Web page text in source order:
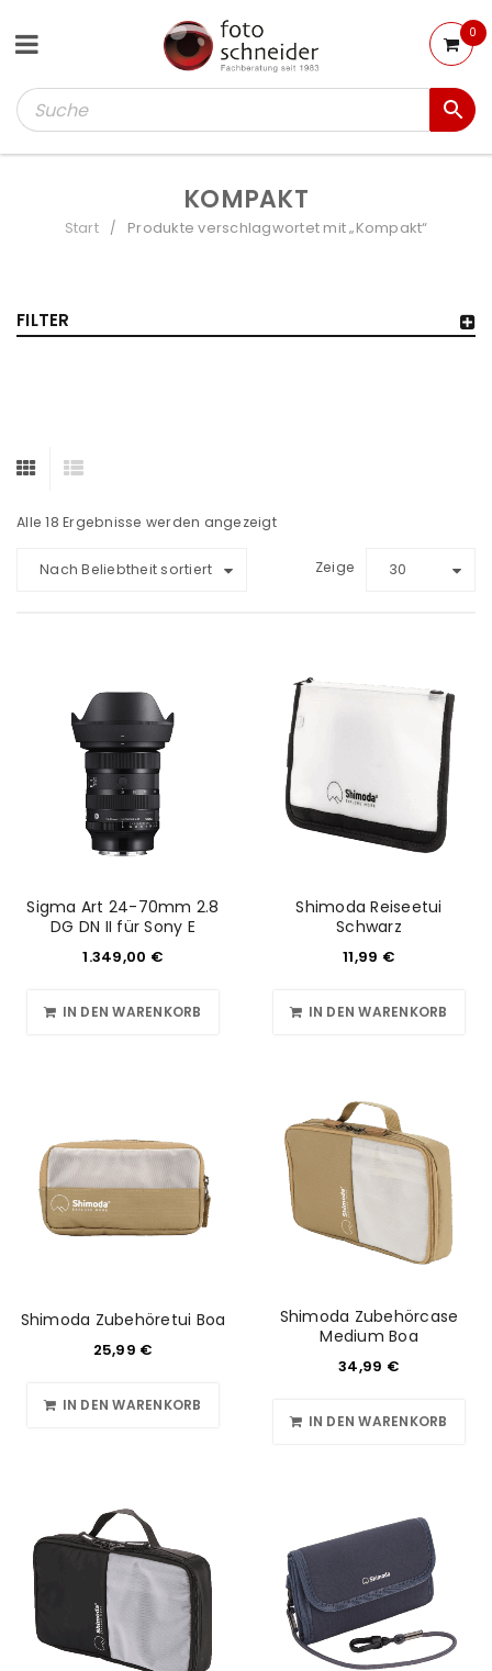
0
KOMPAKT
Start / Produkte verschlagwortet mit „Kompakt“
FILTER
Alle 18 Ergebnisse werden angezeigt
Nach Beliebtheit sortiert Zeige 30
Sigma Art 24-70mm 2.8
DG DN II für Sony E
1.349,00 €
IN DEN WARENKORB
Shimoda Reiseetui
Schwarz
11,99 €
IN DEN WARENKORB
Shimoda Zubehöretui Boa
25,99 €
IN DEN WARENKORB
Shimoda Zubehörcase
Medium Boa
34,99 €
IN DEN WARENKORB